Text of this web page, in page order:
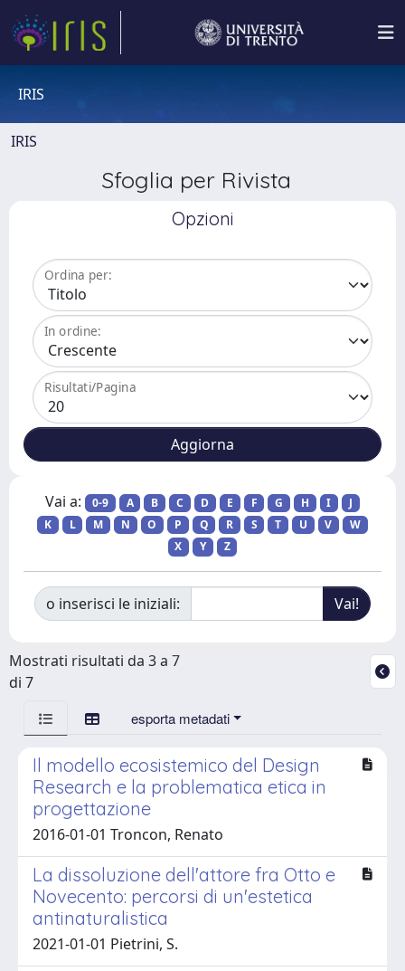
IRIS
IRIS
Sfoglia per Rivista
Opzioni
Ordina per:
In ordine:
Risultati/Pagina
Vai a: 0-9 A B C D E F G H I
J
K
L M N O P Q R S T U V
W
X
Y Z
o inserisci le iniziali:
Mostrati risultati da 3 a 7
di 7
esporta metadati
Il modello ecosistemico del Design
Research e la problematica etica in
progettazione
2016-01-01 Troncon, Renato
La dissoluzione dell'attore fra Otto e
Novecento: percorsi di un'estetica
antinaturalistica
2021-01-01 Pietrini, S.